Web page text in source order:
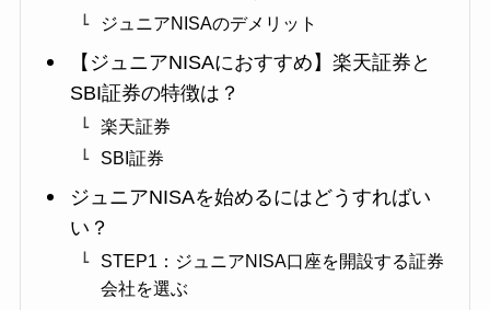
ジュニアNISAのデメリット
【ジュニアNISAにおすすめ】楽天証券と
SBI証券の特徴は？
楽天証券
SBI証券
ジュニアNISAを始めるにはどうすればい
い？
STEP1：ジュニアNISA口座を開設する証券
会社を選ぶ